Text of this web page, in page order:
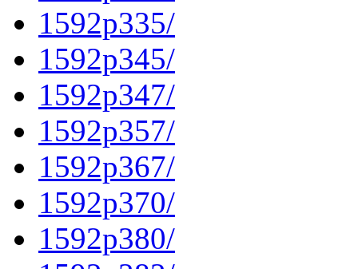
1592p335/
1592p345/
1592p347/
1592p357/
1592p367/
1592p370/
1592p380/